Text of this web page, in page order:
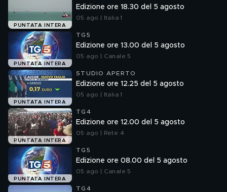
PUNTATA INTERA
Edizione ore 18.30 del 5 agosto
05 ago | Italia 1
PUNTATA INTERA
TG5
Edizione ore 13.00 del 5 agosto
05 ago | Canale 5
PUNTATA INTERA
STUDIO APERTO
Edizione ore 12.25 del 5 agosto
05 ago | Italia 1
PUNTATA INTERA
TG4
Edizione ore 12.00 del 5 agosto
05 ago | Rete 4
PUNTATA INTERA
TG5
Edizione ore 08.00 del 5 agosto
05 ago | Canale 5
TG4